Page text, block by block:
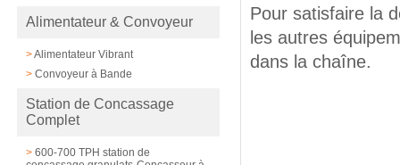
Alimentateur & Convoyeur
>Alimentateur Vibrant
>Convoyeur à Bande
Station de Concassage
Complet
>600-700 TPH station de
Pour satisfaire la
les autres
dans la chaîne.